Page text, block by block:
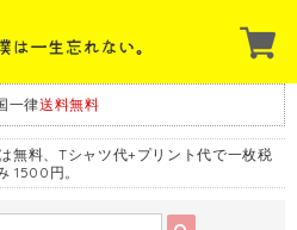
一律送料無料
無料、Tシャツ代+プリント代で一枚税
1500円。